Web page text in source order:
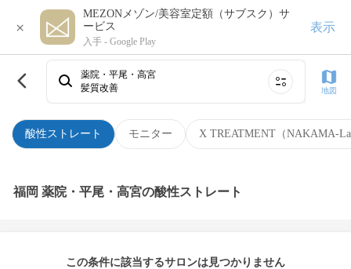
×
MEZONメゾン/美容室定額（サブスク）サ
ービス
入手 - Google Play
表示
酸性ストレート モニター X TREATMENT（NAKAMA-
薬院・平尾・高宮
髪質改善
地図
福岡 薬院・平尾・高宮の酸性ストレート
この条件に該当するサロンは見つかりません